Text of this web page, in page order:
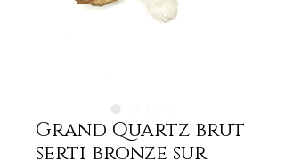
Grand Quartz brut
serti bronze sur